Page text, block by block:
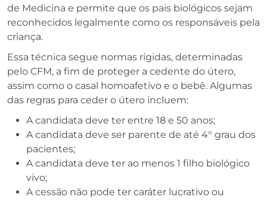
de Medicina e permite que os pais biológicos sejam
reconhecidos legalmente como os responsáveis pela
criança.
Essa técnica segue normas rígidas, determinadas
pelo CFM, a fim de proteger a cedente do útero,
assim como o casal homoafetivo e o bebê. Algumas
das regras para ceder o útero incluem:
A candidata deve ter entre 18 e 50 anos;
A candidata deve ser parente de até 4° grau dos
pacientes;
A candidata deve ter ao menos 1 filho biológico
vivo;
A cessão não pode ter caráter lucrativo ou